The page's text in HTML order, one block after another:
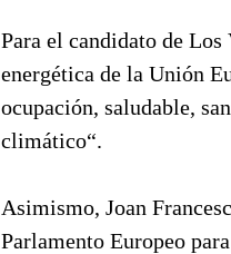
Para el candidato de
energética de la Unión
ocupación, saludable,
climático“.
Asimismo, Joan
Parlamento Europeo